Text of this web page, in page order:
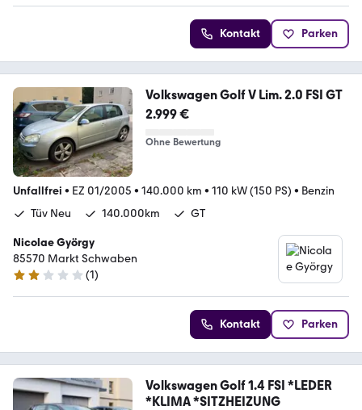
Kontakt Parken
Volkswagen Golf V Lim. 2.0 FSI GT
2.999 €
Ohne Bewertung
Unfallfrei • EZ 01/2005 • 140.000 km • 110 kW (150 PS) • Benzin
Tüv Neu
140.000km GT
Nicolae György
85570 Markt Schwaben
2 Sterne
(1)
Kontakt Parken
Volkswagen Golf 1.4 FSI *LEDER
*KLIMA *SITZHEIZUNG